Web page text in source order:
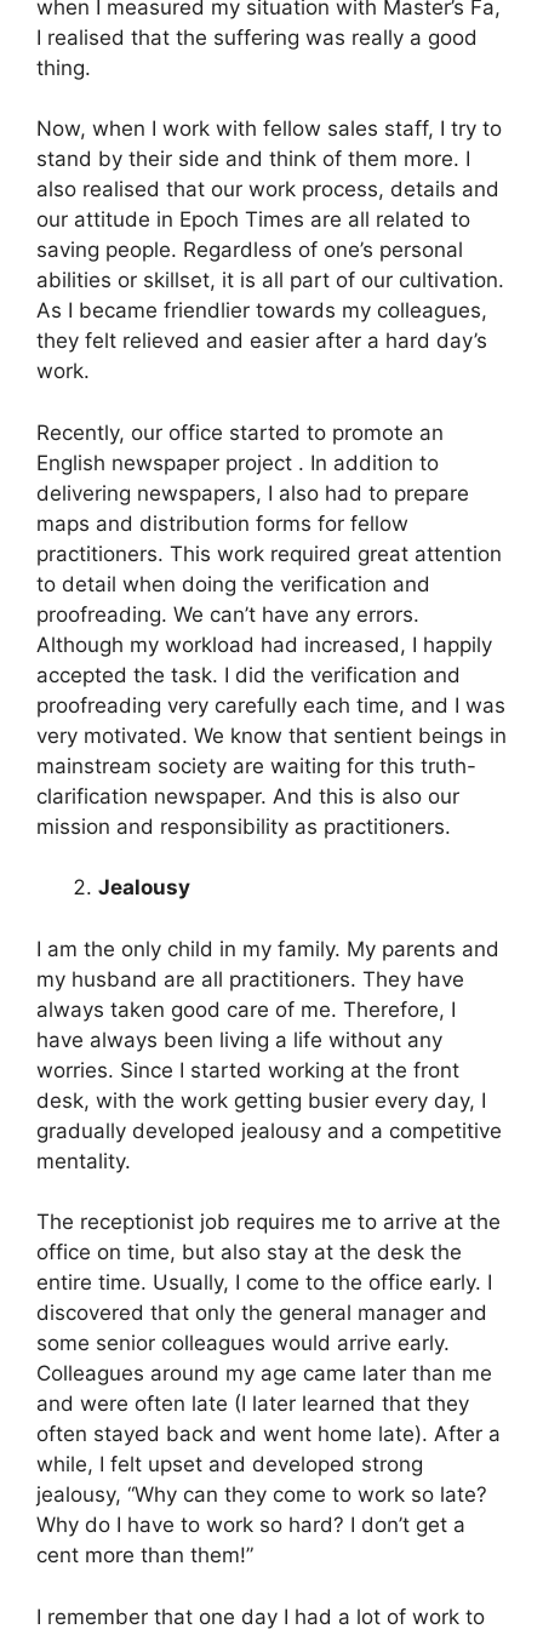
when I measured my situation with Master’s Fa,
I realised that the suffering was really a good
thing.
Now, when I work with fellow sales staff, I try to
stand by their side and think of them more. I
also realised that our work process, details and
our attitude in Epoch Times are all related to
saving people. Regardless of one’s personal
abilities or skillset, it is all part of our cultivation.
As I became friendlier towards my colleagues,
they felt relieved and easier after a hard day’s
work.
Recently, our office started to promote an
English newspaper project . In addition to
delivering newspapers, I also had to prepare
maps and distribution forms for fellow
practitioners. This work required great attention
to detail when doing the verification and
proofreading. We can’t have any errors.
Although my workload had increased, I happily
accepted the task. I did the verification and
proofreading very carefully each time, and I was
very motivated. We know that sentient beings in
mainstream society are waiting for this truth-
clarification newspaper. And this is also our
mission and responsibility as practitioners.
Jealousy
I am the only child in my family. My parents and
my husband are all practitioners. They have
always taken good care of me. Therefore, I
have always been living a life without any
worries. Since I started working at the front
desk, with the work getting busier every day, I
gradually developed jealousy and a competitive
mentality.
The receptionist job requires me to arrive at the
office on time, but also stay at the desk the
entire time. Usually, I come to the office early. I
discovered that only the general manager and
some senior colleagues would arrive early.
Colleagues around my age came later than me
and were often late (I later learned that they
often stayed back and went home late). After a
while, I felt upset and developed strong
jealousy, “Why can they come to work so late?
Why do I have to work so hard? I don’t get a
cent more than them!”
I remember that one day I had a lot of work to